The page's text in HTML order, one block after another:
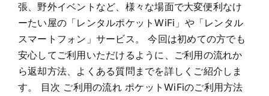
張、野外イベントなど、様々な場面で大変便利なけ
ーたい屋の「レンタルポケットWiFi」や「レンタル
スマートフォン」サービス。 今回は初めての方でも
安心してご利用いただけるように、ご利用の流れか
ら返却方法、よくある質問までを詳しくご紹介しま
す。 目次 ご利用の流れ ポケットWiFiのご利用方法